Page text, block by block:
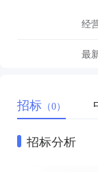
经
最
招标 （0）
招标分析